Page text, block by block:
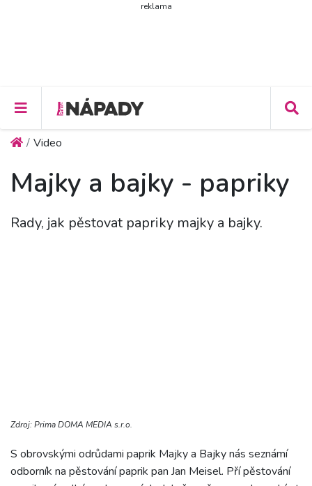
reklama
Video
Majky a bajky - papriky
Rady, jak pěstovat papriky majky a bajky.
Zdroj: Prima DOMA MEDIA s.r.o.
S obrovskými odrůdami paprik Majky a Bajky nás seznámí
odborník na pěstování paprik pan Jan Meisel. Pří pěstování